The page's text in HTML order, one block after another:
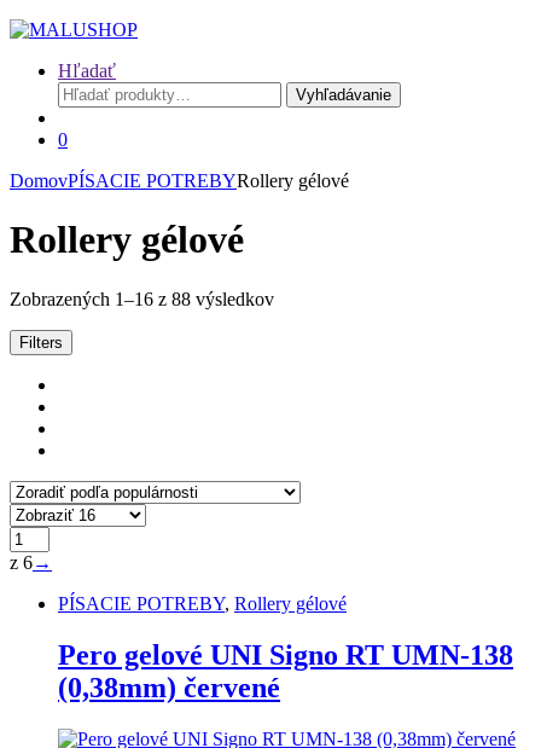
Hľadať
Hľadať:
Vyhľadávanie
0
DomovPÍSACIE POTREBYRollery gélové
Rollery gélové
Zobrazených 1–16 z 88 výsledkovZoradené
Filters
z 6→
PÍSACIE POTREBY, Rollery gélové
Pero gelové UNI Signo RT UMN-138
(0,38mm) červené